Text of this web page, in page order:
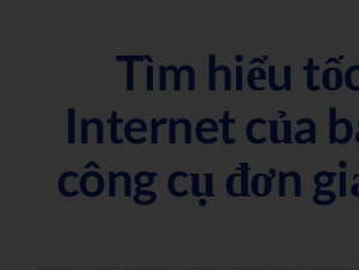
Tìm hiểu
Internet của
công cụ đơn